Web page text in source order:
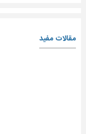
مقالات مفید